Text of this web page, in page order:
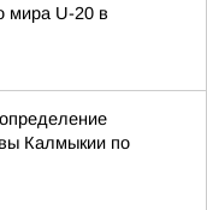
мира U-20 в
Калмыкии по